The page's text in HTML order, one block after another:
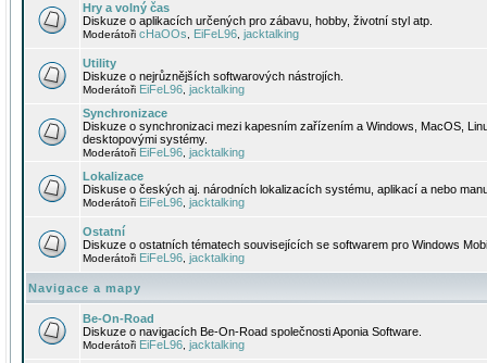
Hry a volný čas
Diskuze o aplikacích určených pro zábavu, hobby, životní styl atp.
Moderátoři cHaOOs EiFeL96 jacktalking
Utility
Diskuze o nejrůznějších softwarových nástrojích.
Moderátoři EiFeL96 jacktalking
Synchronizace
Diskuze o synchronizaci mezi kapesním zařízením a Windows, MacOS,
desktopovými systémy.
Moderátoři EiFeL96 jacktalking
Lokalizace
Diskuse o českých aj. národních lokalizacích systému, aplikací a nebo
Moderátoři EiFeL96 jacktalking
Ostatní
Diskuze o ostatních tématech souvisejících se softwarem pro Windows
Moderátoři EiFeL96 jacktalking
Navigace a mapy
Be-On-Road
Diskuze o navigacích Be-On-Road společnosti Aponia Software.
Moderátoři EiFeL96 jacktalking